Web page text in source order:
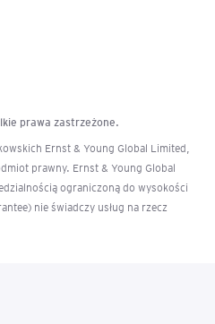
prawa zastrzeżone.
Ernst & Young Global Limited,
prawny. Ernst & Young Global
ograniczoną do wysokości
nie świadczy usług na rzecz